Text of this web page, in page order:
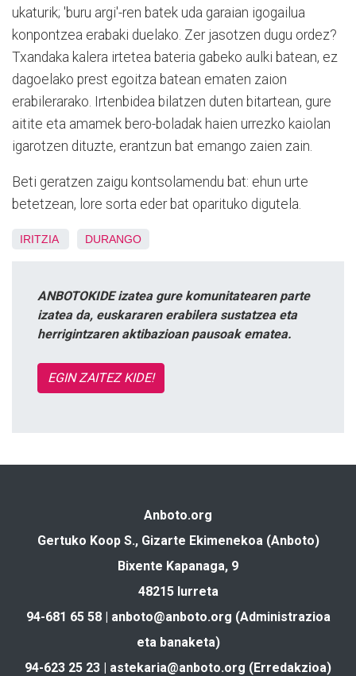
ukaturik; 'buru argi'-ren batek uda garaian igogailua
konpontzea erabaki duelako. Zer jasotzen dugu ordez?
Txandaka kalera irtetea bateria gabeko aulki batean, ez
dagoelako prest egoitza batean ematen zaion
erabilerarako. Irtenbidea bilatzen duten bitartean, gure
aitite eta amamek bero-boladak haien urrezko kaiolan
igarotzen dituzte, erantzun bat emango zaien zain.
Beti geratzen zaigu kontsolamendu bat: ehun urte
betetzean, lore sorta eder bat oparituko digutela.
IRITZIA DURANGO
ANBOTOKIDE izatea gure komunitatearen parte
izatea da, euskararen erabilera sustatzea eta
herrigintzaren aktibazioan pausoak ematea.
EGIN ZAITEZ KIDE!
Anboto.org
Gertuko Koop S., Gizarte Ekimenekoa (Anboto)
Bixente Kapanaga, 9
48215 Iurreta
94-681 65 58 | anboto@anboto.org (Administrazioa
eta banaketa)
94-623 25 23 | astekaria@anboto.org (Erredakzioa)